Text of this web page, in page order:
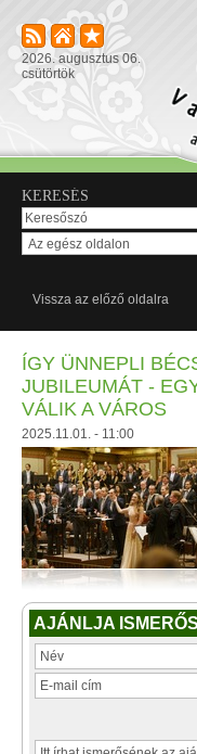
2026. augusztus 06.
csütörtök
KERESÉS
Vissza az előző oldalra
ÍGY ÜNNEPLI
JUBILEUMÁT -
VÁLIK A VÁROS
2025.11.01. - 11:00
AJÁNLJA